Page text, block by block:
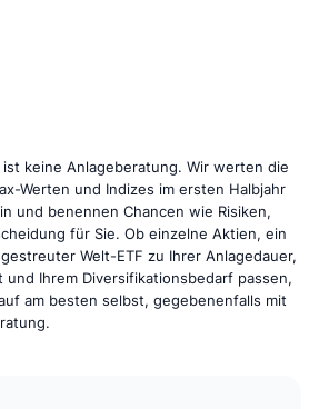
ist keine Anlageberatung. Wir werten die
Werten und Indizes im ersten Halbjahr
und benennen Chancen wie Risiken,
für Sie. Ob einzelne Aktien, ein
Welt-ETF zu Ihrer Anlagedauer,
und Ihrem Diversifikationsbedarf passen,
am besten selbst, gegebenenfalls mit